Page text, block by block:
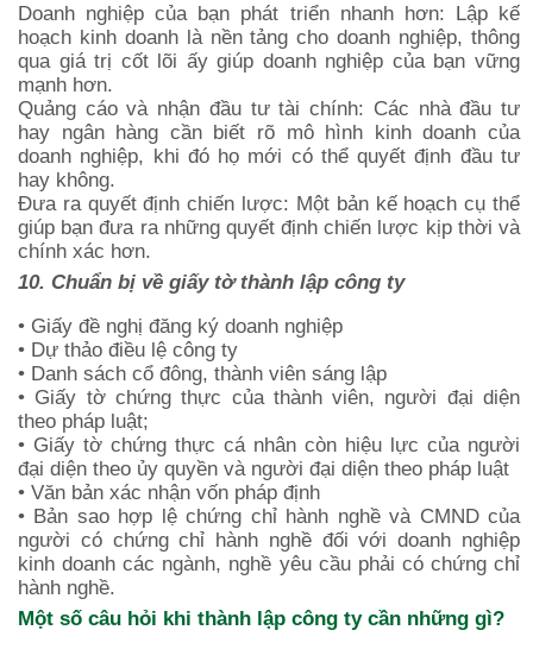
Doanh nghiệp của bạn phát triển nhanh hơn: Lập kế
hoạch kinh doanh là nền tảng cho doanh nghiệp, thông
qua giá trị cốt lõi ấy giúp doanh nghiệp của bạn vững
mạnh hơn.
Quảng cáo và nhận đầu tư tài chính: Các nhà đầu tư
hay ngân hàng cần biết rõ mô hình kinh doanh của
doanh nghiệp, khi đó họ mới có thể quyết định đầu tư
hay không.
Đưa ra quyết định chiến lược: Một bản kế hoạch cụ thể
giúp bạn đưa ra những quyết định chiến lược kịp thời và
chính xác hơn.
10. Chuẩn bị về giấy tờ thành lập công ty
• Giấy đề nghị đăng ký doanh nghiệp
• Dự thảo điều lệ công ty
• Danh sách cổ đông, thành viên sáng lập
• Giấy tờ chứng thực của thành viên, người đại diện
theo pháp luật;
• Giấy tờ chứng thực cá nhân còn hiệu lực của người
đại diện theo ủy quyền và người đại diện theo pháp luật
• Văn bản xác nhận vốn pháp định
• Bản sao hợp lệ chứng chỉ hành nghề và CMND của
người có chứng chỉ hành nghề đối với doanh nghiệp
kinh doanh các ngành, nghề yêu cầu phải có chứng chỉ
hành nghề.
Một số câu hỏi khi thành lập công ty cần những gì?